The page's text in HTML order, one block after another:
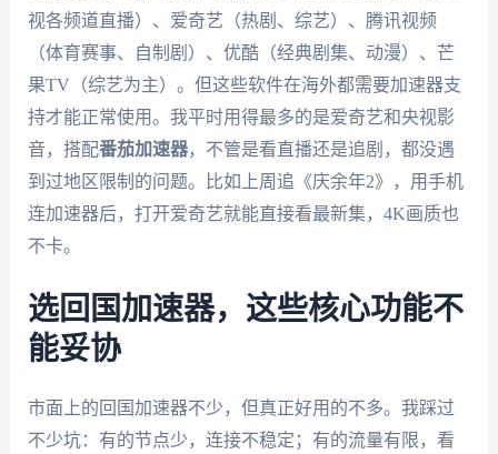
视各频道直播）、爱奇艺（热剧、综艺）、腾讯视频
（体育赛事、自制剧）、优酷（经典剧集、动漫）、芒
果TV（综艺为主）。但这些软件在海外都需要加速器支
持才能正常使用。我平时用得最多的是爱奇艺和央视影
音，搭配番茄加速器，不管是看直播还是追剧，都没遇
到过地区限制的问题。比如上周追《庆余年2》，用手机
连加速器后，打开爱奇艺就能直接看最新集，4K画质也
不卡。
选回国加速器，这些核心功能不
能妥协
市面上的回国加速器不少，但真正好用的不多。我踩过
不少坑：有的节点少，连接不稳定；有的流量有限，看